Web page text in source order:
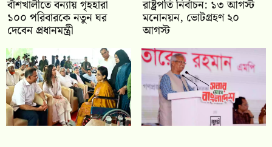
বাঁশখালীতে বন্যায় গৃহহারা
১০০ পরিবারকে নতুন ঘর
দেবেন প্রধানমন্ত্রী
রাষ্ট্রপতি নির্বাচন: ১৩ আগস্ট
মনোনয়ন, ভোটগ্রহণ ২০
আগস্ট